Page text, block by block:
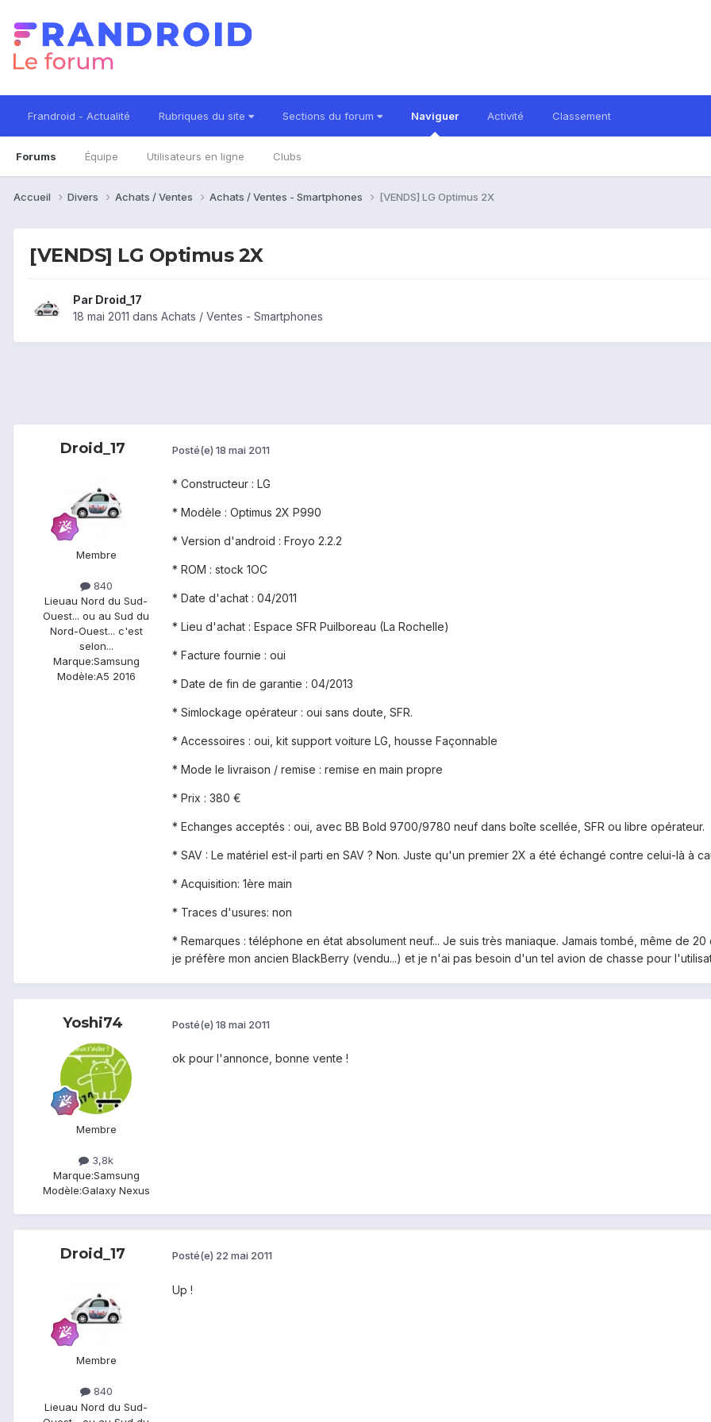
Frandroid - Actualité Rubriques du site Sections du forum Naviguer
Forums Équipe Utilisateurs en ligne Clubs
Activité Classement
Accueil Divers Achats / Ventes Achats / Ventes - Smartphones [VENDS] LG Optimus 2X
[VENDS] LG Optimus 2X
Par Droid_17
18 mai 2011 dans Achats / Ventes - Smartphones
Droid_17
Membre
840
Lieuau Nord du Sud-
Ouest... ou au Sud du
Nord-Ouest... c'est
selon...
Marque:Samsung
Modèle:A5 2016
Posté(e) 18 mai 2011
* Constructeur : LG
* Modèle : Optimus 2X P990
* Version d'android : Froyo 2.2.2
* ROM : stock 1OC
* Date d'achat : 04/2011
* Lieu d'achat : Espace SFR Puilboreau (La Rochelle)
* Facture fournie : oui
* Date de fin de garantie : 04/2013
* Simlockage opérateur : oui sans doute, SFR.
* Accessoires : oui, kit support voiture LG, housse Façonnable
* Mode le livraison / remise : remise en main propre
* Prix : 380 €
* Echanges acceptés : oui, avec BB Bold 9700/9780 neuf dans boîte scellée, SFR ou libre opérateur.
* SAV : Le matériel est-il parti en SAV ? Non. Juste qu'un premier 2X a été échangé contre celui-là à
* Acquisition: 1ère main
* Traces d'usures: non
* Remarques : téléphone en état absolument neuf... Je suis très maniaque. Jamais tombé, même de
je préfère mon ancien BlackBerry (vendu...) et je n'ai pas besoin d'un tel avion de chasse pour
Yoshi74
Membre
3,8k
Marque:Samsung
Modèle:Galaxy Nexus
Posté(e) 18 mai 2011
ok pour l'annonce, bonne vente !
Droid_17
Membre
840
Lieuau Nord du Sud-
Posté(e) 22 mai 2011
Up !